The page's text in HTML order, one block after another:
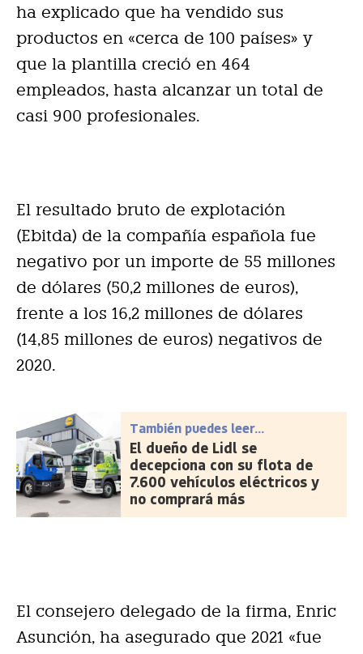
ha explicado que ha vendido sus
productos en «cerca de 100 países» y
que la plantilla creció en 464
empleados, hasta alcanzar un total de
casi 900 profesionales.
El resultado bruto de explotación
(Ebitda) de la compañía española fue
negativo por un importe de 55 millones
de dólares (50,2 millones de euros),
frente a los 16,2 millones de dólares
(14,85 millones de euros) negativos de
2020.
También puedes leer...
El dueño de Lidl se
decepciona con su flota de
7.600 vehículos eléctricos y
no comprará más
El consejero delegado de la firma, Enric
Asunción, ha asegurado que 2021 «fue